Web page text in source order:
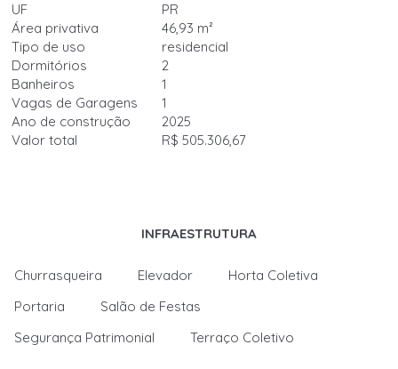
UF
PR
Área privativa
46,93 m²
Tipo de uso
residencial
Dormitórios
2
Banheiros
1
Vagas de Garagens
1
Ano de construção
2025
Valor total
R$ 505.306,67
INFRAESTRUTURA
Churrasqueira Elevador
Horta Coletiva
Portaria
Salão de Festas
Segurança Patrimonial
Terraço Coletivo